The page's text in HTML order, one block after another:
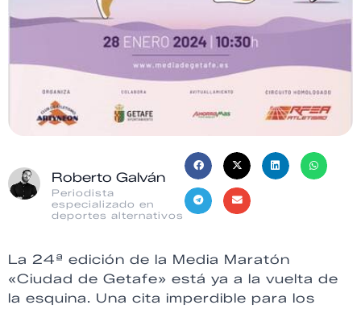
Roberto Galván
Periodista
especializado en
deportes alternativos
La 24ª edición de la Media Maratón
«Ciudad de Getafe» está ya a la vuelta de
la esquina. Una cita imperdible para los